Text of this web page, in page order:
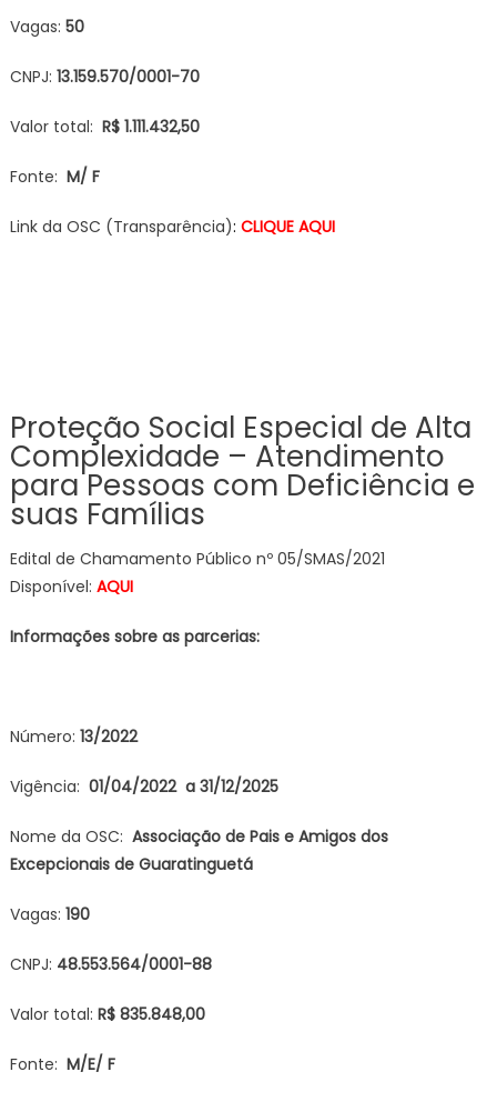
Vagas: 50
CNPJ: 13.159.570/0001-70
Valor total: R$ 1.111.432,50
Fonte: M/ F
Link da OSC (Transparência): CLIQUE AQUI
Proteção Social Especial de Alta
Complexidade – Atendimento
para Pessoas com Deficiência e
suas Famílias
Edital de Chamamento Público nº 05/SMAS/2021
Disponível: AQUI
Informações sobre as parcerias:
Número: 13/2022
Vigência: 01/04/2022 a 31/12/2025
Nome da OSC: Associação de Pais e Amigos dos
Excepcionais de Guaratinguetá
Vagas: 190
CNPJ: 48.553.564/0001-88
Valor total: R$ 835.848,00
Fonte: M/E/ F